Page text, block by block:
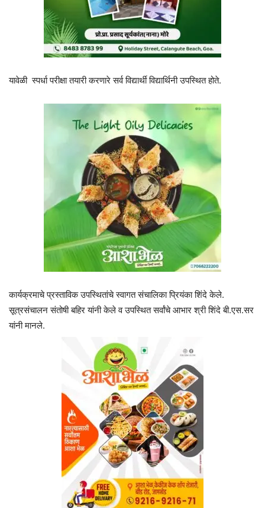
यावेळी स्पर्धा परीक्षा तयारी करणारे सर्व विद्यार्थी विद्यार्थिनी उपस्थित होते.
कार्यक्रमाचे प्रस्ताविक उपस्थितांचे स्वागत संचालिका प्रियंका शिंदे केले.
सूत्रसंचालन संतोषी बहिर यांनी केले व उपस्थित सर्वांचे आभार श्री शिंदे बी.एस.सर
यांनी मानले.